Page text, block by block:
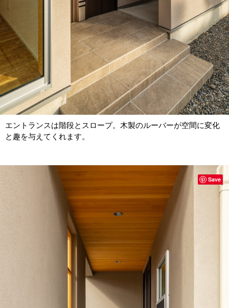
エントランスは階段とスロープ。木製のルーバーが空間に変化
と趣を与えてくれます。
Save